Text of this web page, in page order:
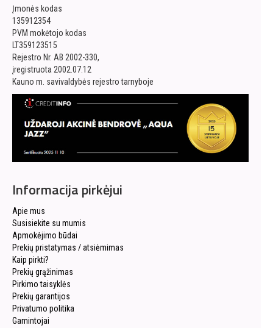
Įmonės kodas
135912354
PVM mokėtojo kodas
LT359123515
Rejestro Nr. AB 2002-330,
įregistruota 2002.07.12
Kauno m. savivaldybės rejestro tarnyboje
Informacija pirkėjui
Apie mus
Susisiekite su mumis
Apmokėjimo būdai
Prekių pristatymas / atsiėmimas
Kaip pirkti?
Prekių grąžinimas
Pirkimo taisyklės
Prekių garantijos
Privatumo politika
Gamintojai